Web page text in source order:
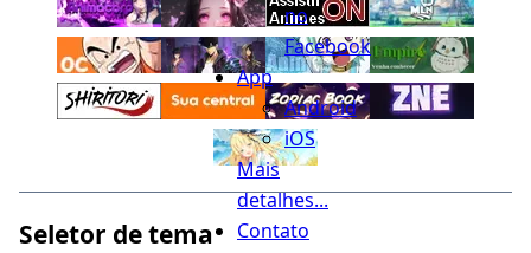
no
Facebook
App
Android
iOS
Mais
detalhes...
Contato
Seletor de tema